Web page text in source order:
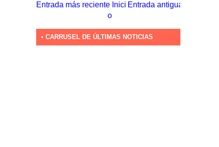
Entrada más reciente Entrada antigua
Inici
o
• CARRUSEL DE ÚLTIMAS NOTICIAS